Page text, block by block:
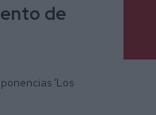
de
‘Los